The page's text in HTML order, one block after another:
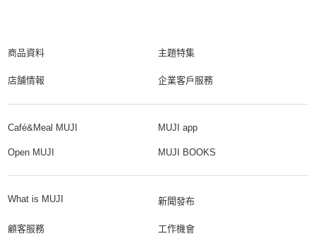
商品資料 主題特集
店舗情報 企業客戶服務
Café&Meal MUJI MUJI app
Open MUJI MUJI BOOKS
What is MUJI 新聞發布
顧客服務 工作機會